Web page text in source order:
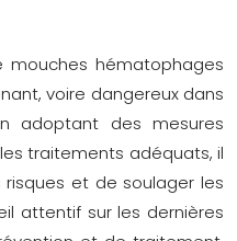
mouches hématophages
voire dangereux dans
adoptant des mesures
traitements adéquats, il
et de soulager les
attentif sur les dernières